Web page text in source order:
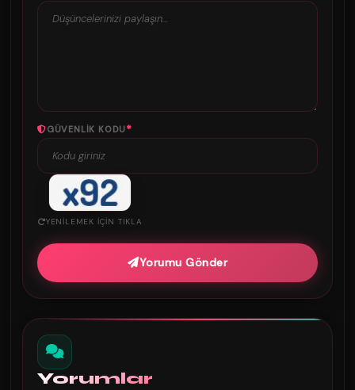
GÜVENLIK KODU*
YENILEMEK IÇIN TIKLA
Yorumu Gönder
Yorumlar